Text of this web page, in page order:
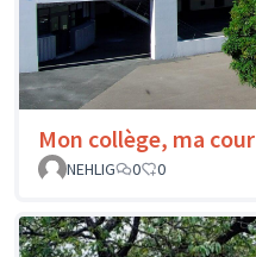
Mon collège, ma cour
NEHLIG
0 0